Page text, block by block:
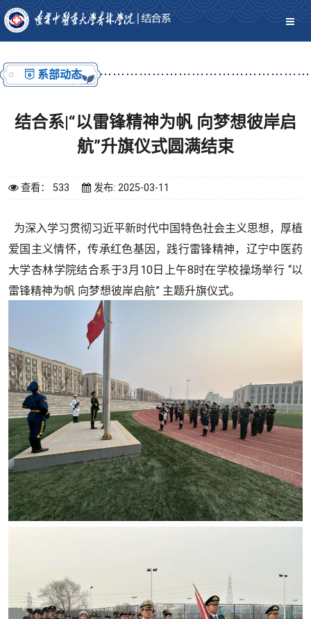
系部动态
结合系|“以雷锋精神为帆 向梦想彼岸启
航”升旗仪式圆满结束
查看： 533 发布: 2025-03-11
为深入学习贯彻习近平新时代中国特色社会主义思想，厚植
爱国主义情怀，传承红色基因，践行雷锋精神，辽宁中医药
大学杏林学院结合系于3月10日上午8时在学校操场举行 “以
雷锋精神为帆 向梦想彼岸启航” 主题升旗仪式。